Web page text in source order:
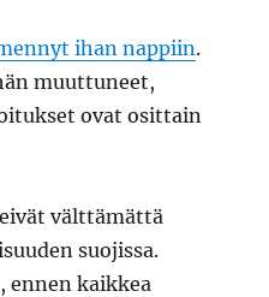
ihan nappiin.
muuttuneet,
ovat osittain
välttämättä
suojissa.
ennen kaikkea